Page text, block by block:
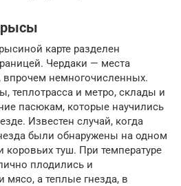
карте разделен
Чердаки — места
впрочем немногочисленных.
теплотрасса и метро, склады и
пасюкам, которые научились
Известен случай, когда
были обнаружены на одном
коровьих туш. При температуре
плодились и
а теплые гнезда, в